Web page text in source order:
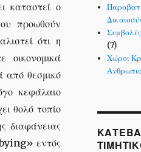
καταστεί ο
προωθούν
ότι η
οικονομικά
από θεσμικό
κεφάλαιο
θολό τοπίο
διαφάνειας
εντός
(7)
Χώροι